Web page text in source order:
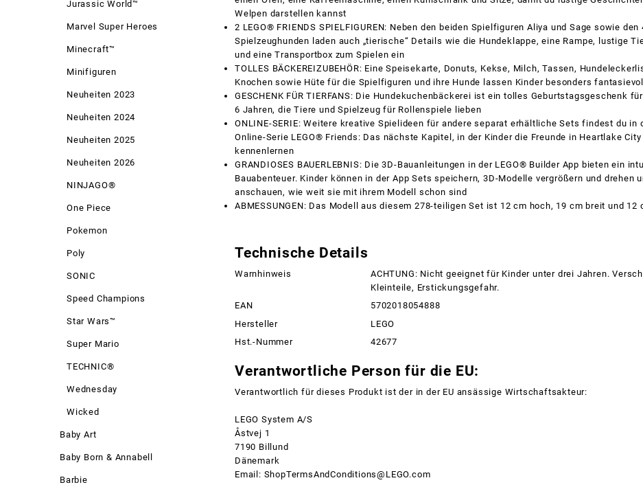
Jurassic World™
Marvel Super Heroes
Minecraft™
Minifiguren
Neuheiten 2023
Neuheiten 2024
Neuheiten 2025
Neuheiten 2026
NINJAGO®
One Piece
Pokemon
Poly
SONIC
Speed Champions
Star Wars™
Super Mario
TECHNIC®
Wednesday
Wicked
Baby Art
Baby Born & Annabell
Barbie
Welpen darstellen kannst
2 LEGO® FRIENDS SPIELFIGUREN: Neben den beiden Spielfiguren Aliya und Sage sowie den
Spielzeughunden laden auch „tierische“ Details wie die Hundeklappe, eine Rampe, lustige
und eine Transportbox zum Spielen ein
TOLLES BÄCKEREIZUBEHÖR: Eine Speisekarte, Donuts, Kekse, Milch, Tassen,
Knochen sowie Hüte für die Spielfiguren und ihre Hunde lassen Kinder besonders
GESCHENK FÜR TIERFANS: Die Hundekuchenbäckerei ist ein tolles Geburtstagsgeschenk
6 Jahren, die Tiere und Spielzeug für Rollenspiele lieben
ONLINE-SERIE: Weitere kreative Spielideen für andere separat erhältliche Sets findest du in
Online-Serie LEGO® Friends: Das nächste Kapitel, in der Kinder die Freunde in Heartlake City
kennenlernen
GRANDIOSES BAUERLEBNIS: Die 3D-Bauanleitungen in der LEGO® Builder App bieten ein
Bauabenteuer. Kinder können in der App Sets speichern, 3D-Modelle vergrößern und drehen
anschauen, wie weit sie mit ihrem Modell schon sind
ABMESSUNGEN: Das Modell aus diesem 278-teiligen Set ist 12 cm hoch, 19 cm breit und 12
Technische Details
Warnhinweis
ACHTUNG: Nicht geeignet für Kinder unter drei Jahren.
Kleinteile, Erstickungsgefahr.
EAN
5702018054888
Hersteller
LEGO
Hst.-Nummer
42677
Verantwortliche Person für die EU:
Verantwortlich für dieses Produkt ist der in der EU ansässige Wirtschaftsakteur:
LEGO System A/S
Åstvej 1
7190 Billund
Dänemark
Email: ShopTermsAndConditions@LEGO.com